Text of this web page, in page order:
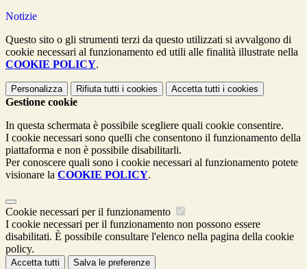
Notizie
Questo sito o gli strumenti terzi da questo utilizzati si avvalgono di
cookie necessari al funzionamento ed utili alle finalità illustrate nella
COOKIE POLICY.
Personalizza Rifiuta tutti i cookies Accetta tutti i cookies
Gestione cookie
In questa schermata è possibile scegliere quali cookie consentire.
I cookie necessari sono quelli che consentono il funzionamento della
piattaforma e non è possibile disabilitarli.
Per conoscere quali sono i cookie necessari al funzionamento potete
visionare la COOKIE POLICY.
Cookie necessari per il funzionamento
I cookie necessari per il funzionamento non possono essere
disabilitati. È possibile consultare l'elenco nella pagina della cookie
policy.
Accetta tutti Salva le preferenze